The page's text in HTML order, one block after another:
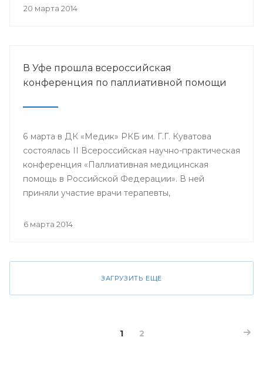
день в республике по поручению Президента
20 марта 2014
В Уфе прошла всероссийская
конференция по паллиативной помощи
6 марта в ДК «Медик» РКБ им. Г.Г. Куватова
состоялась II Всероссийская научно-практическая
конференция «Паллиативная медицинская
помощь в Российской Федерации». В ней
приняли участие врачи терапевты,
неврологи, онкологи, педиатры, пульмонологи,
профильных кафедр, врачи интерны, курсанты
6 марта 2014
ЗАГРУЗИТЬ ЕЩЕ
1 2